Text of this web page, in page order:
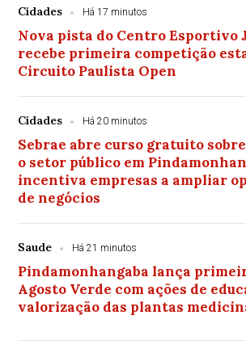
Cidades Há 17 minutos
Nova pista do Centro Esportivo
recebe primeira competição
Circuito Paulista Open
Cidades Há 20 minutos
Sebrae abre curso gratuito
o setor público em
incentiva empresas a ampliar
de negócios
Saude Há 21 minutos
Pindamonhangaba lança
Agosto Verde com ações de
valorização das plantas